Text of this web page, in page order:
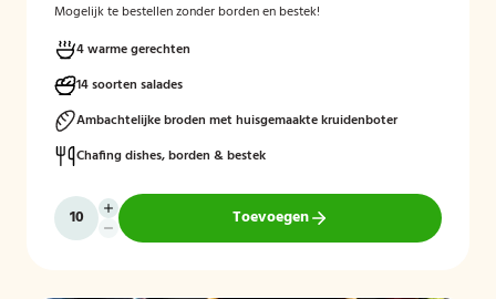
Mogelijk te bestellen zonder borden en bestek!
4 warme gerechten
14 soorten salades
Ambachtelijke broden met huisgemaakte kruidenboter
Chafing dishes, borden & bestek
Toevoegen